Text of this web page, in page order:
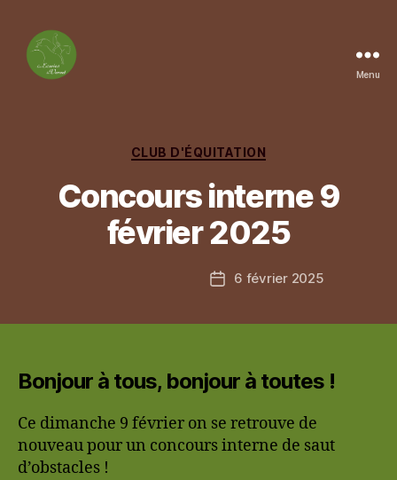
Menu
Catégories
CLUB D'ÉQUITATION
Concours interne 9
février 2025
Date6 février 2025
Bonjour à tous, bonjour à toutes !
Ce dimanche 9 février on se retrouve de
nouveau pour un concours interne de saut
d’obstacles !